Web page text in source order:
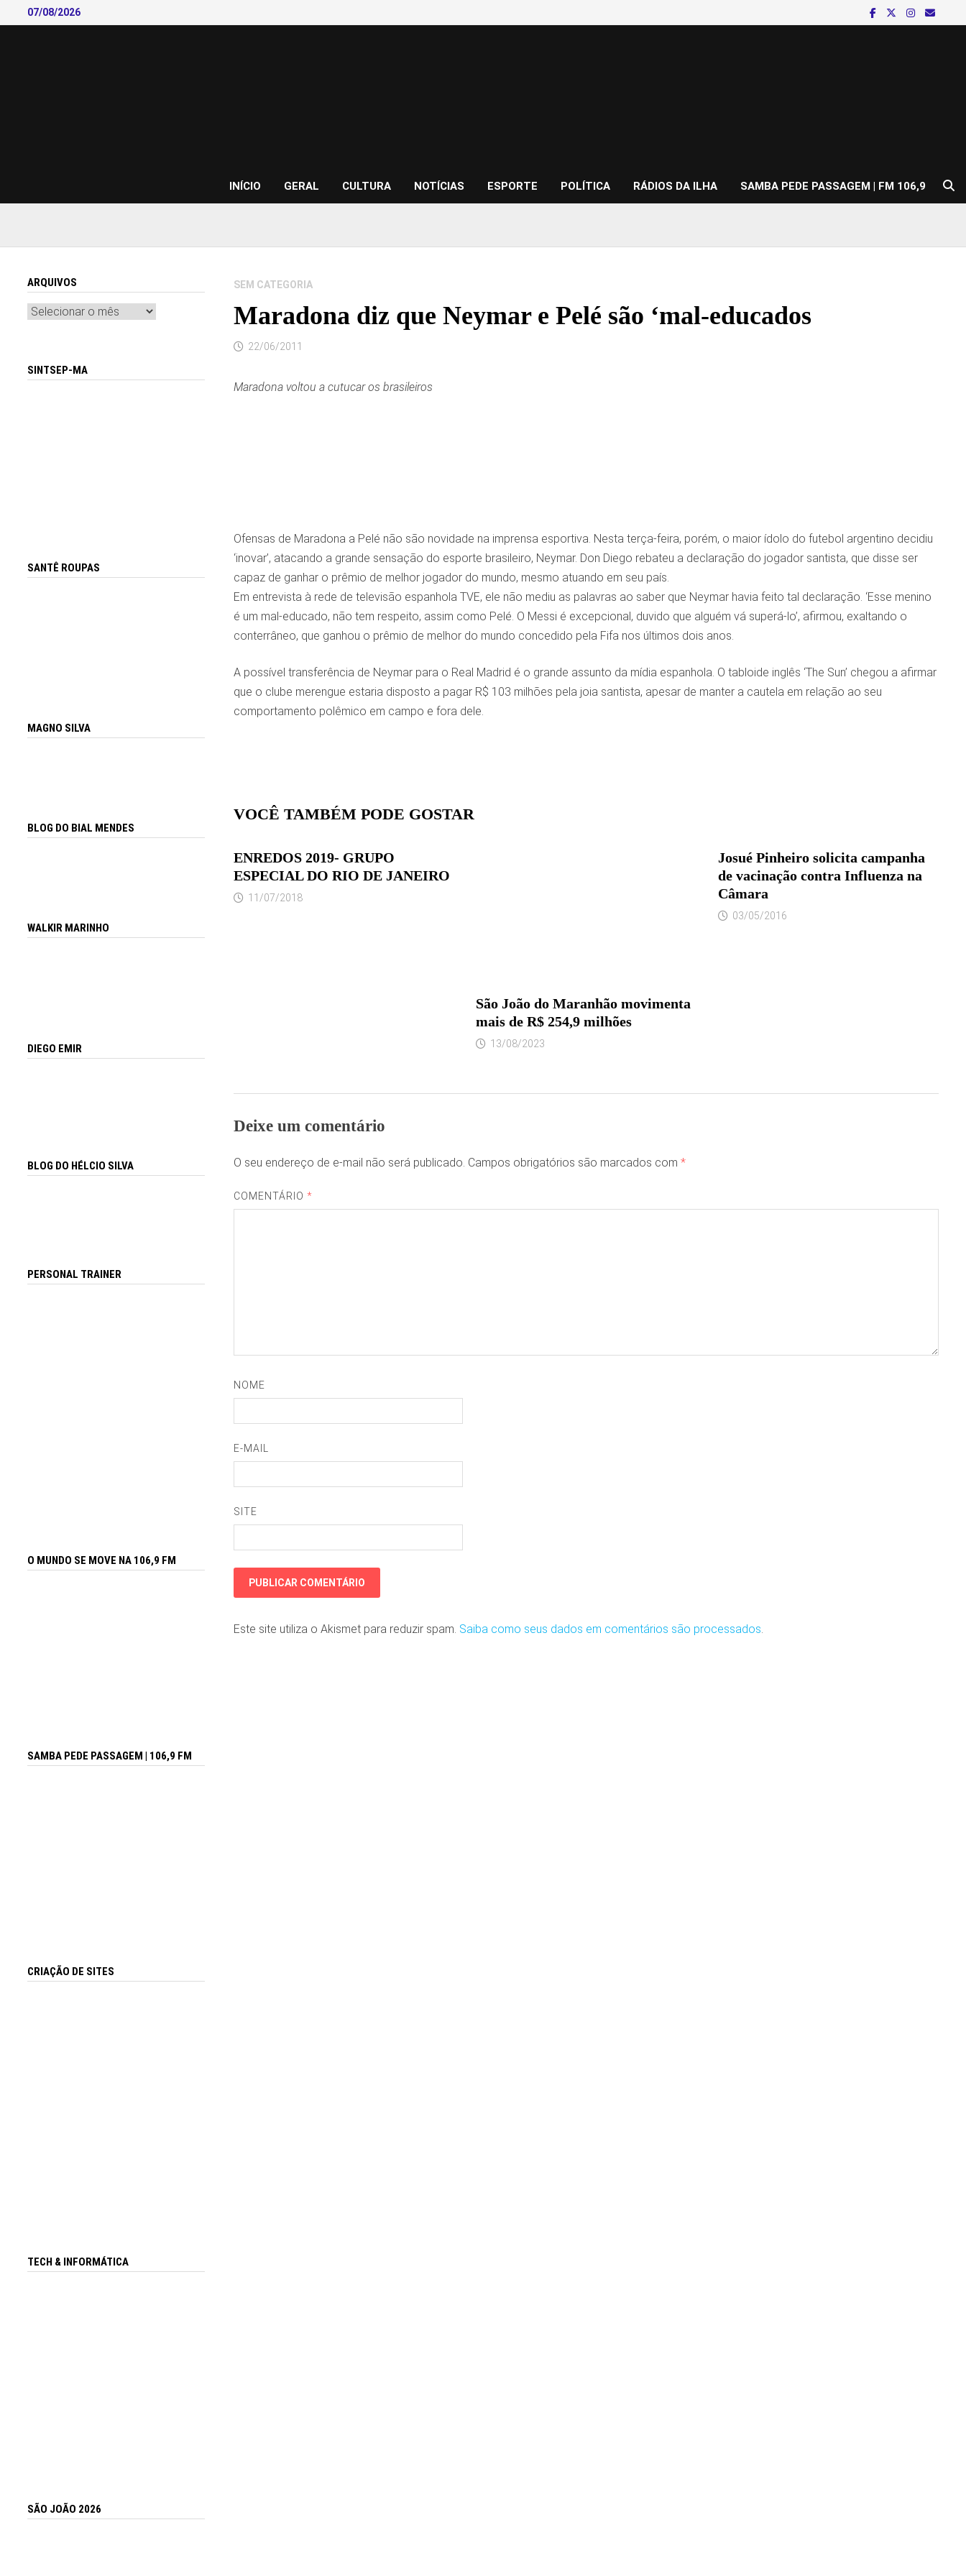
to
07/08/2026
INÍCIO GERAL CULTURA NOTÍCIAS ESPORTE POLÍTICA RÁDIOS DA ILHA SAMBA PEDE PASSAGEM | FM 106,9
SEM CATEGORIA
Maradona diz que Neymar e Pelé são ‘mal-educados
22/06/2011
Maradona voltou a cutucar os brasileiros
Ofensas de Maradona a Pelé não são novidade na imprensa esportiva. Nesta terça-feira, porém, o maior ídolo do futebol argentino decidiu
‘inovar’, atacando a grande sensação do esporte brasileiro, Neymar. Don Diego rebateu a declaração do jogador santista, que disse ser
capaz de ganhar o prêmio de melhor jogador do mundo, mesmo atuando em seu país.
Em entrevista à rede de televisão espanhola TVE, ele não mediu as palavras ao saber que Neymar havia feito tal declaração. ‘Esse menino
é um mal-educado, não tem respeito, assim como Pelé. O Messi é excepcional, duvido que alguém vá superá-lo’, afirmou, exaltando o
conterrâneo, que ganhou o prêmio de melhor do mundo concedido pela Fifa nos últimos dois anos.
A possível transferência de Neymar para o Real Madrid é o grande assunto da mídia espanhola. O tabloide inglês ‘The Sun’ chegou a afirmar
que o clube merengue estaria disposto a pagar R$ 103 milhões pela joia santista, apesar de manter a cautela em relação ao seu
comportamento polêmico em campo e fora dele.
VOCÊ TAMBÉM PODE GOSTAR
ENREDOS 2019- GRUPO
ESPECIAL DO RIO DE JANEIRO
11/07/2018
São João do Maranhão movimenta
mais de R$ 254,9 milhões
13/08/2023
Josué Pinheiro solicita campanha
de vacinação contra Influenza na
Câmara
03/05/2016
Deixe um comentário
O seu endereço de e-mail não será publicado. Campos obrigatórios são marcados com *
COMENTÁRIO*
NOME
E-MAIL
SITE
Este site utiliza o Akismet para reduzir spam. Saiba como seus dados em comentários são processados.
ARQUIVOS
Arquivos
SINTSEP-MA
SANTÊ ROUPAS
MAGNO SILVA
BLOG DO BIAL MENDES
WALKIR MARINHO
DIEGO EMIR
BLOG DO HÉLCIO SILVA
PERSONAL TRAINER
O MUNDO SE MOVE NA 106,9 FM
SAMBA PEDE PASSAGEM | 106,9 FM
CRIAÇÃO DE SITES
TECH & INFORMÁTICA
SÃO JOÃO 2026